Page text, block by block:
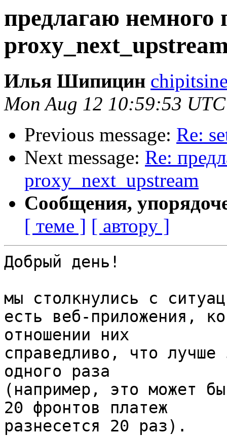
предлагаю немного
Илья Шипицин
Mon Aug 12 10:59:53
Previous message: Re:
Next message: Re:
proxy_next_upstream
Сообщения,
[ теме ] [ автору ]
Добрый день!
мы столкнулись с
есть веб-приложения,
отношении них
справедливо, что лучше
одного раза
(например, это может
20 фронтов платеж
разнесется 20 раз).